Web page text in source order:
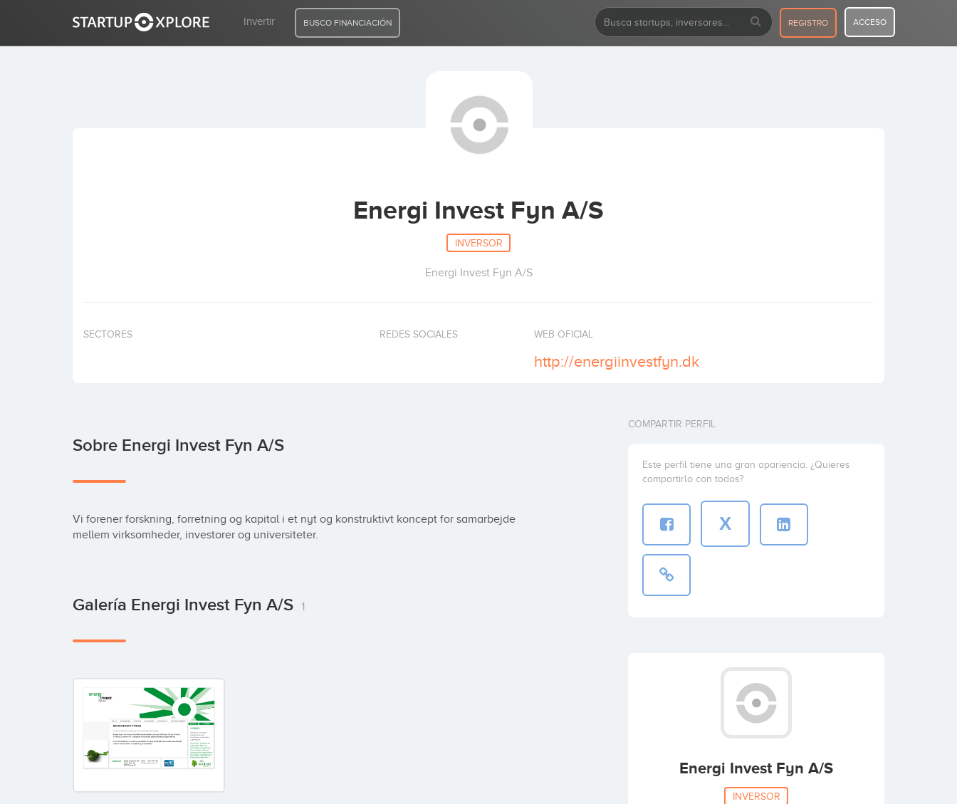
Invertir BUSCO FINANCIACIÓN REGISTRO ACCESO
Energi Invest Fyn A/S
INVERSOR
Energi Invest Fyn A/S
SECTORES REDES SOCIALES WEB OFICIAL
http://energiinvestfyn.dk
Sobre Energi Invest Fyn A/S
Vi forener forskning, forretning og kapital i et nyt og konstruktivt koncept for samarbejde
mellem virksomheder, investorer og universiteter.
Galería Energi Invest Fyn A/S 1
COMPARTIR PERFIL
Este perfil tiene una gran apariencia. ¿Quieres
compartirlo con todos?
X
Energi Invest Fyn A/S
INVERSOR